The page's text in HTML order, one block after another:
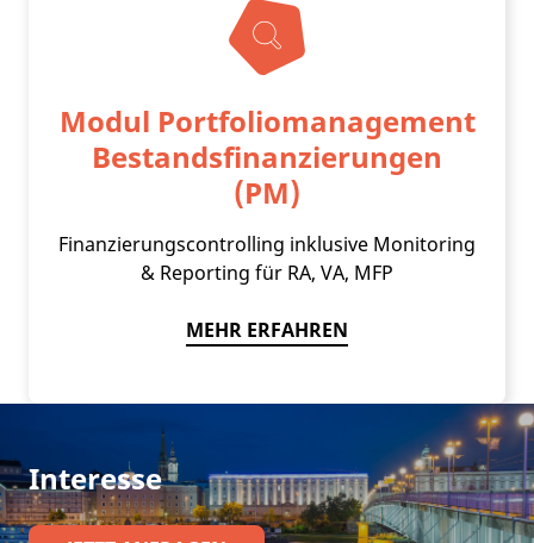
Modul Portfoliomanagement
Bestandsfinanzierungen
(PM)
Finanzierungscontrolling inklusive Monitoring
& Reporting für RA, VA, MFP
MEHR ERFAHREN
Interesse